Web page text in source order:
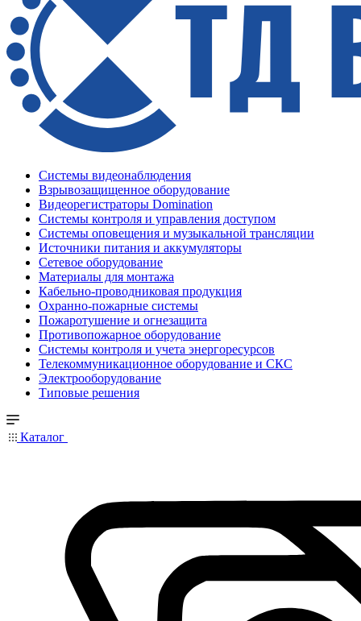
Системы видеонаблюдения
Взрывозащищенное оборудование
Видеорегистраторы Domination
Системы контроля и управления доступом
Системы оповещения и музыкальной трансляции
Источники питания и аккумуляторы
Сетевое оборудование
Материалы для монтажа
Кабельно-проводниковая продукция
Охранно-пожарные системы
Пожаротушение и огнезащита
Противопожарное оборудование
Системы контроля и учета энергоресурсов
Телекоммуникационное оборудование и СКС
Электрооборудование
Типовые решения
Каталог